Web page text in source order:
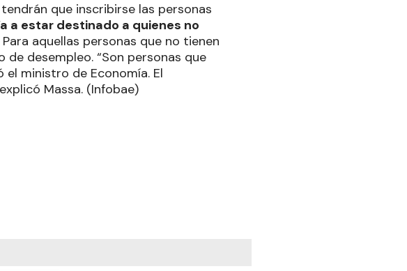
que inscribirse las personas
a estar destinado a quienes no
Para aquellas personas que no tienen
desempleo. “Son personas que
ministro de Economía. El
Massa. (Infobae)